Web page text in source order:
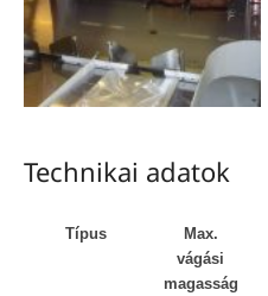
Technikai adatok
Típus
Max.
vágási
magasság